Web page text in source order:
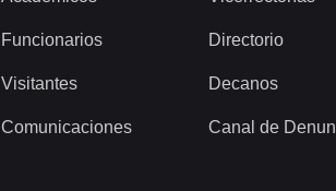
Funcionarios
Visitantes
Comunicaciones
Directorio
Decanos
Canal de